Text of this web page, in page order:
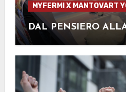
MYFERMI X MANTOVART
DAL PENSIERO